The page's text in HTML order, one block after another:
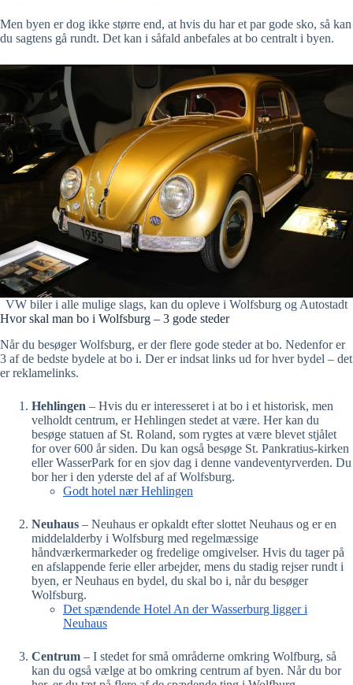
Men byen er dog ikke større end, at hvis du har et par gode sko, så kan
du sagtens gå rundt. Det kan i såfald anbefales at bo centralt i byen.
VW biler i alle mulige slags, kan du opleve i Wolfsburg og Autostadt
Hvor skal man bo i Wolfsburg – 3 gode steder
Når du besøger Wolfsburg, er der flere gode steder at bo. Nedenfor er
3 af de bedste bydele at bo i. Der er indsat links ud for hver bydel – det
er reklamelinks.
Hehlingen – Hvis du er interesseret i at bo i et historisk, men
velholdt centrum, er Hehlingen stedet at være. Her kan du
besøge statuen af St. Roland, som rygtes at være blevet stjålet
for over 600 år siden. Du kan også besøge St. Pankratius-kirken
eller WasserPark for en sjov dag i denne vandeventyrverden. Du
bor her i den yderste del af af Wolfsburg.
Godt hotel nær Hehlingen
Neuhaus – Neuhaus er opkaldt efter slottet Neuhaus og er en
middelalderby i Wolfsburg med regelmæssige
håndværkermarkeder og fredelige omgivelser. Hvis du tager på
en afslappende ferie eller arbejder, mens du stadig rejser rundt i
byen, er Neuhaus en bydel, du skal bo i, når du besøger
Wolfsburg.
Det spændende Hotel An der Wasserburg ligger i
Neuhaus
Centrum – I stedet for små områderne omkring Wolfburg, så
kan du også vælge at bo omkring centrum af byen. Når du bor